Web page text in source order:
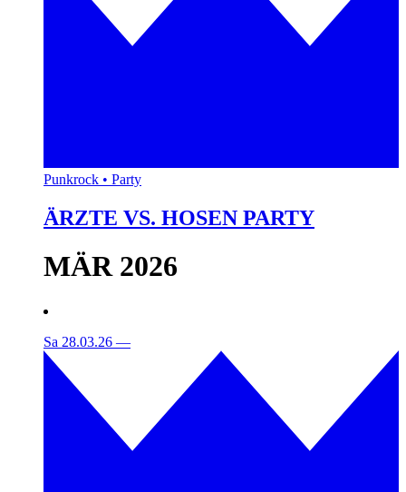
Punkrock • Party
ÄRZTE VS. HOSEN PARTY
MÄR 2026
Sa 28.03.26 —